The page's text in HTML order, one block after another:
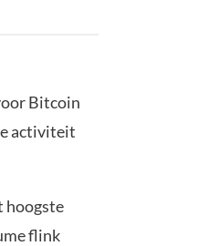
Bitcoin
activiteit
hoogste
flink